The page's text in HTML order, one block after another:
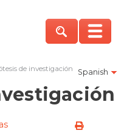
Spanish
de investigación